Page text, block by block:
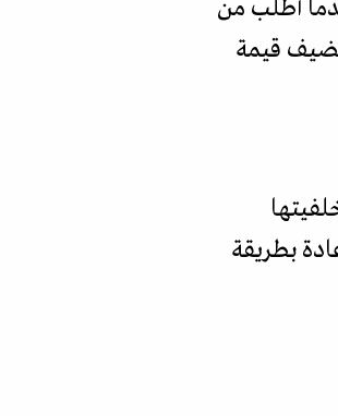
أطلب من
تضيف قيمة
بطريقة